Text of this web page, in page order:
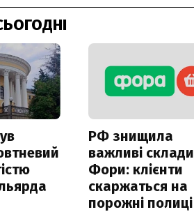
РФ знищила
важливі склади
Фори: клієнти
скаржаться на
порожні полиці